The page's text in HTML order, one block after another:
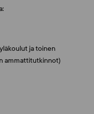
ja toinen
ammattitutkinnot)